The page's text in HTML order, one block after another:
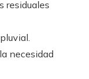
residuales
necesidad